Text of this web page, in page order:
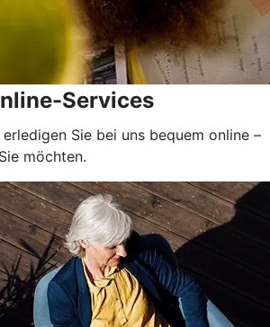
Services
Sie bei uns bequem online –
möchten.